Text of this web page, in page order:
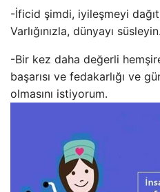
-İficid şimdi, iyileşmeyi
Varlığınızla, dünyayı süsleyin.
-Bir kez daha değerli
başarısı ve fedakarlığı ve
olmasını istiyorum.